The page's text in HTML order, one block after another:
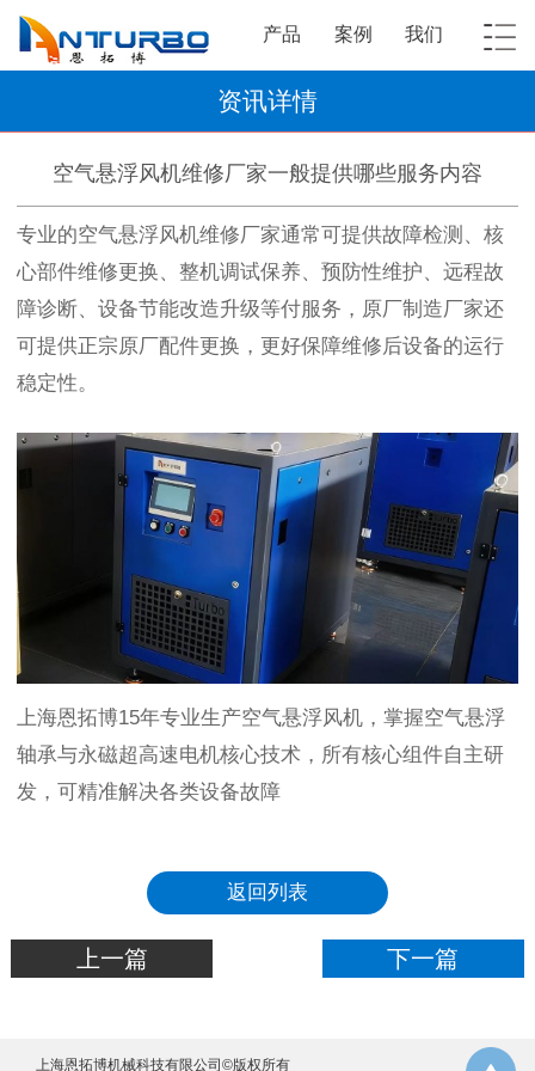
产品 案例 我们
资讯详情
空气悬浮风机维修厂家一般提供哪些服务内容
专业的空气悬浮风机维修厂家通常可提供故障检测、核
心部件维修更换、整机调试保养、预防性维护、远程故
障诊断、设备节能改造升级等付服务，原厂制造厂家还
可提供正宗原厂配件更换，更好保障维修后设备的运行
稳定性。
上海恩拓博15年专业生产空气悬浮风机，掌握空气悬浮
轴承与永磁超高速电机核心技术，所有核心组件自主研
发，可精准解决各类设备故障
返回列表
上一篇 下一篇
上海恩拓博机械科技有限公司©版权所有